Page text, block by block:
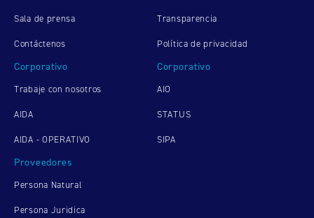
Sala de prensa
Contáctenos
Transparencia
Política de privacidad
Corporativo
Trabaje con nosotros
AIDA
AIDA - OPERATIVO
Corporativo
AIO
STATUS
SIPA
Proveedores
Persona Natural
Persona Juridica